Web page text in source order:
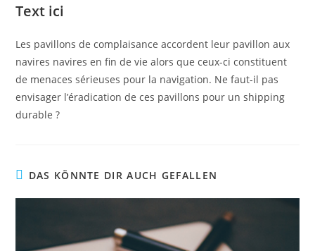
Text ici
Les pavillons de complaisance accordent leur pavillon aux
navires navires en fin de vie alors que ceux-ci constituent
de menaces sérieuses pour la navigation. Ne faut-il pas
envisager l’éradication de ces pavillons pour un shipping
durable ?
DAS KÖNNTE DIR AUCH GEFALLEN